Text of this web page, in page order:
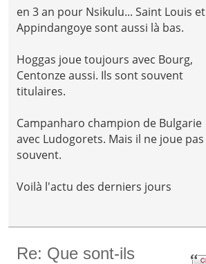
en 3 an pour Nsikulu... Saint Louis et
Appindangoye sont aussi là bas.
Hoggas joue toujours avec Bourg,
Centonze aussi. Ils sont souvent
titulaires.
Campanharo champion de Bulgarie
avec Ludogorets. Mais il ne joue pas
souvent.
Voilà l'actu des derniers jours
Re: Que sont-ils